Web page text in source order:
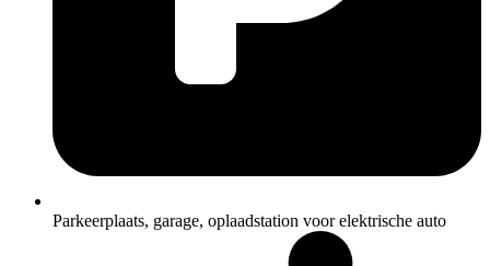
Parkeerplaats, garage, oplaadstation voor elektrische auto